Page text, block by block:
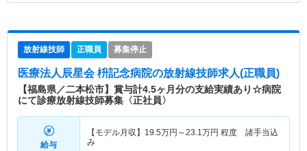
放射線技師 正職員 募集停止
医療法人辰星会 枡記念病院の放射線技師求人(正職員)
【福島県／二本松市】賞与計4.5ヶ月分の支給実績あり☆病院
にて診療放射線技師募集〈正社員〉
給与
【モデル月収】 19.5万円～23.1万円 程度 諸手当込
み